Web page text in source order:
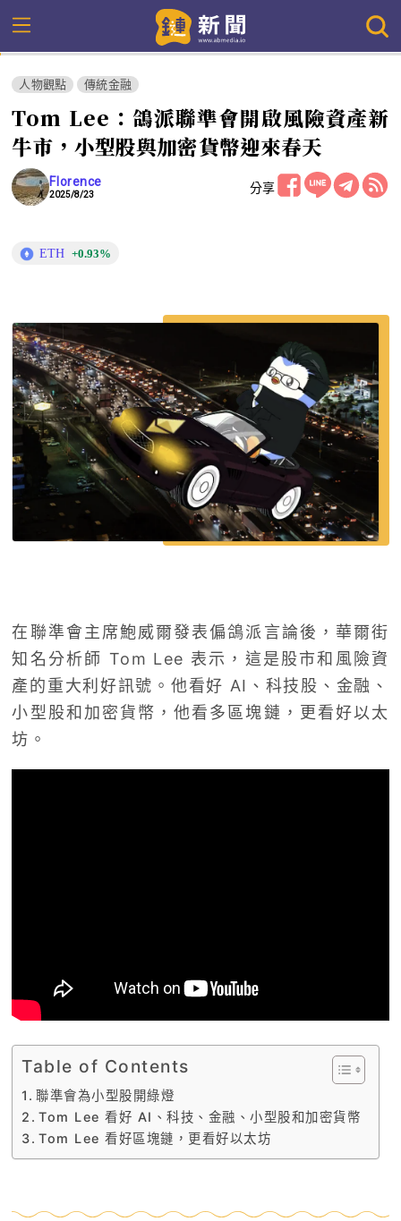
人物觀點 傳統金融
Tom Lee：鴿派聯準會開啟風險資產新
牛市，小型股與加密貨幣迎來春天
Florence
2025/8/23 分享
ETH +0.93%
在聯準會主席鮑威爾發表偏鴿派言論後，華爾街
知名分析師 Tom Lee 表示，這是股市和風險資
產的重大利好訊號。他看好 AI、科技股、金融、
小型股和加密貨幣，他看多區塊鏈，更看好以太
坊。
Table of Contents
聯準會為小型股開綠燈
Tom Lee 看好 AI、科技、金融、小型股和加密貨幣
Tom Lee 看好區塊鏈，更看好以太坊